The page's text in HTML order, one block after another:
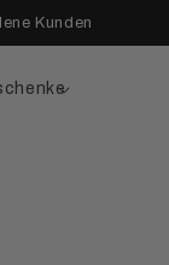
Kunden